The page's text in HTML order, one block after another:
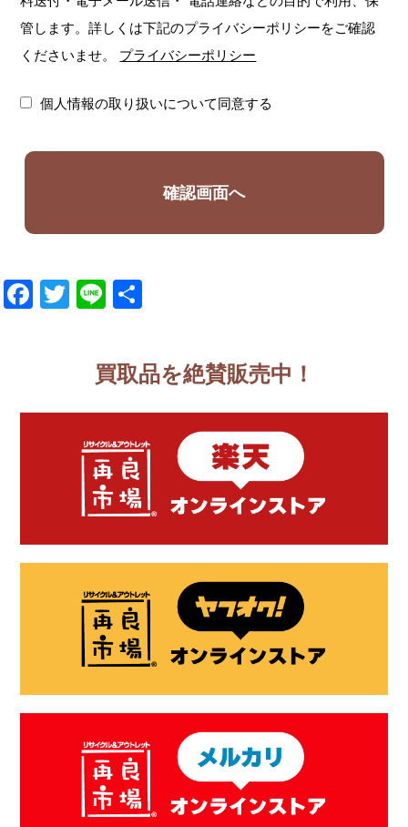
管します。詳しくは下記のプライバシーポリシーをご確認
くださいませ。
プライバシーポリシー
個人情報の取り扱いについて同意する
Facebook
Twitter
Line
買取品を絶賛販売中！